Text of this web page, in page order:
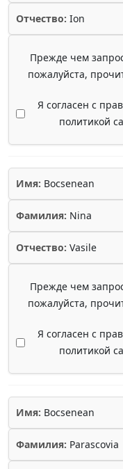
Отчество: Ion
Прежде чем
пожалуйста,
Я согласен с
политикой
Имя: Bocsenean
Фамилия: Nina
Отчество: Vasile
Прежде чем
пожалуйста,
Я согласен с
политикой
Имя: Bocsenean
Фамилия: Parascovia